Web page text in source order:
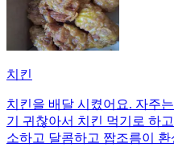
치킨
치킨을 배달 시켰어요. 자주
기 귀찮아서 치킨 먹기로 하
소하고 달콤하고 짭조름이